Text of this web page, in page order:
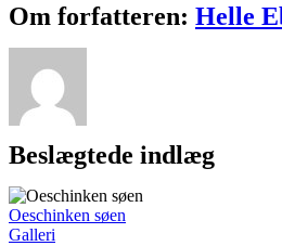
Facebook
X
Reddit
LinkedIn
WhatsApp
Telegram
Tumblr
Pinterest
Vk
Xing
E-
mail
Om forfatteren: Helle
Beslægtede indlæg
Oeschinken søen
Galleri